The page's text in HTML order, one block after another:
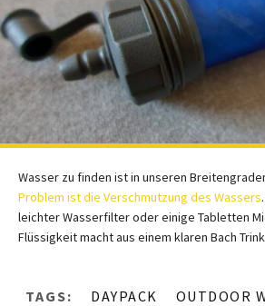
Wasser zu finden ist in unseren
Problem ist die Verschmutzung des Wassers
leichter Wasserfilter oder einige Tabletten
Flüssigkeit macht aus einem klaren Bach
TAGS: DAYPACK
OUTDOOR